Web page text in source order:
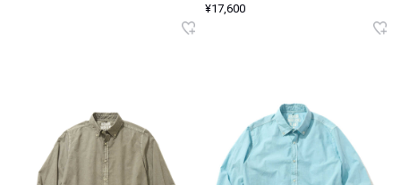
¥17,600